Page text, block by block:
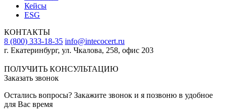
Кейсы
ESG
КОНТАКТЫ
8 (800) 333-18-35 info@intecocert.ru
г. Екатеринбург, ул. Чкалова, 258, офис 203
ПОЛУЧИТЬ КОНСУЛЬТАЦИЮ
Заказать звонок
Остались вопросы? Закажите звонок и я позвоню в удобное
для Вас время